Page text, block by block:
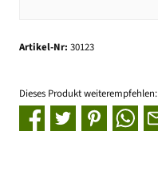
Artikel-Nr: 30123
Dieses Produkt weiterempfehlen: